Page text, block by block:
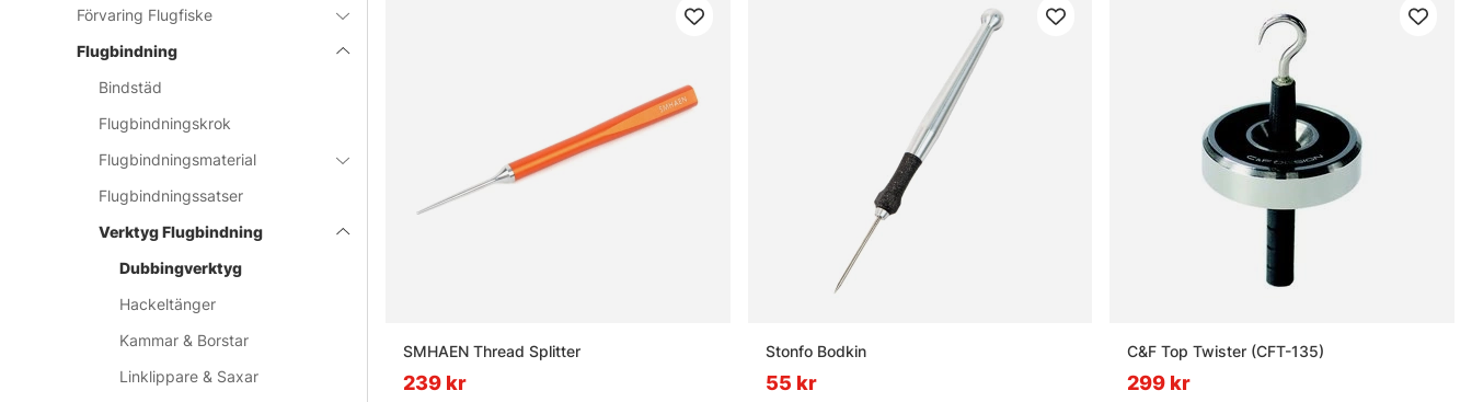
Förvaring Flugfiske
Flugbindning
Bindstäd
Flugbindningskrok
Flugbindningsmaterial
Flugbindningssatser
Verktyg Flugbindning
Dubbingverktyg
Hackeltänger
Kammar & Borstar
Linklippare & Saxar
SMHAEN Thread Splitter
239 kr
Stonfo Bodkin
55 kr
C&F Top Twister (CFT-135)
299 kr